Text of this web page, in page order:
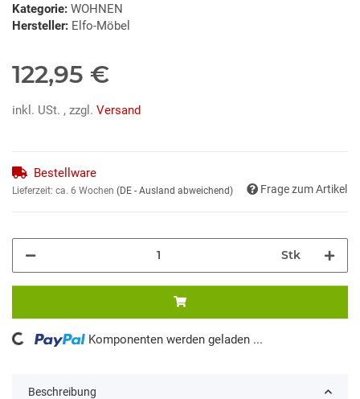
Kategorie: WOHNEN
Hersteller: Elfo-Möbel
122,95 €
inkl. USt. , zzgl. Versand
Bestellware
Lieferzeit: ca. 6 Wochen (DE - Ausland abweichend) Frage zum Artikel
Stk
Komponenten werden geladen ...
Beschreibung